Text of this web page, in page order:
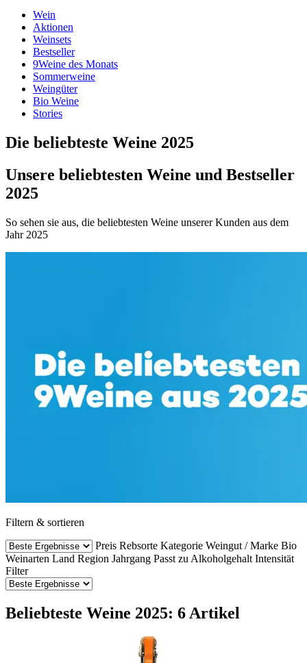
Wein
Aktionen
Weinsets
Bestseller
9Weine des Monats
Sommerweine
Weingüter
Bio Weine
Stories
Die beliebteste Weine 2025
Unsere beliebtesten Weine und Bestseller
2025
So sehen sie aus, die beliebtesten Weine unserer Kunden aus dem
Jahr 2025
Filtern & sortieren
Preis Rebsorte Kategorie Weingut / Marke Bio
Weinarten Land Region Jahrgang Passt zu Alkoholgehalt Intensität
Filter
Beliebteste Weine 2025: 6 Artikel